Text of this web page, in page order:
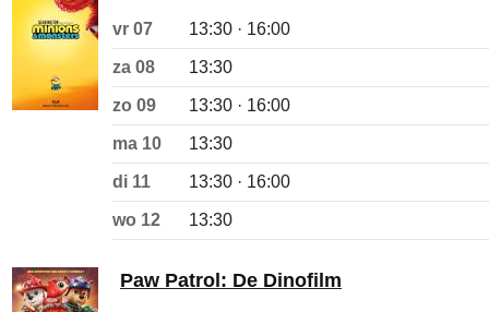
vr 07 13:30 · 16:00
za 08 13:30
zo 09 13:30 · 16:00
ma 10 13:30
di 11 13:30 · 16:00
wo 12 13:30
Paw Patrol: De Dinofilm